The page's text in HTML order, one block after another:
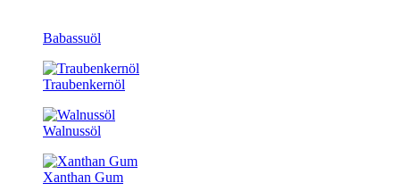
Babassuöl
Traubenkernöl
Walnussöl
Xanthan Gum